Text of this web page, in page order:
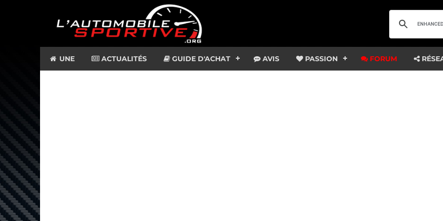
UNE ACTUALITÉS GUIDE D'ACHAT AVIS PASSION FORUM